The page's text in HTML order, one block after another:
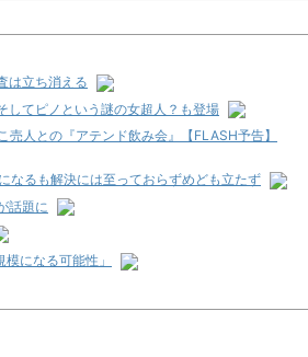
は立ち消える
てピノという謎の女超人？も登場
人との『アテンド飲み会』【FLASH予告】
なるも解決には至っておらずめども立たず
話題に
になる可能性」